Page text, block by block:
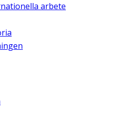
arbete